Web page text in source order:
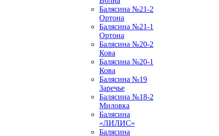
Балясина №21-2
Ортона
Балясина №21-1
Ортона
Балясина №20-2
Кова
Балясина №20-1
Кова
Балясина №19
Заречье
Балясина №18-2
Миловка
Балясина
«ЛИЛИС»
Балясина